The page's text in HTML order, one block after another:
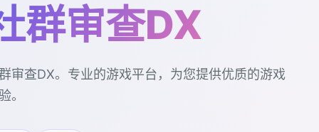
群审查DX
审查DX。专业的游戏平台，为您提供优质的游戏
。